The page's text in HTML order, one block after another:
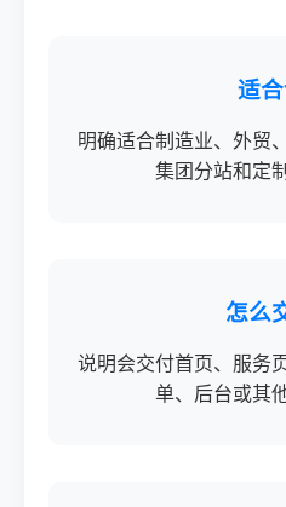
适
明确适合制造业、外贸
集团分站和定
怎么
说明会交付首页、服务
单、后台或其